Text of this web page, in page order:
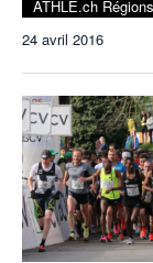
GALERIES
PARTENAIRES
FÉDÉRATION
TOUS
PUBLICITÉ
TOUS
CHARTE
NOUS
POURQUOI
CNP
ATHLE.CH
ATHLE.CH
ATHLE.CH
ATHLE.CH
TIMELINE
HIGHLIGHTS
ATHLE.ch
24 avril 2016